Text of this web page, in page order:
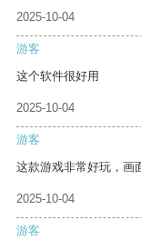
2025-10-04
游客
这个软件很好用
2025-10-04
游客
这款游戏非常好玩，画
2025-10-04
游客